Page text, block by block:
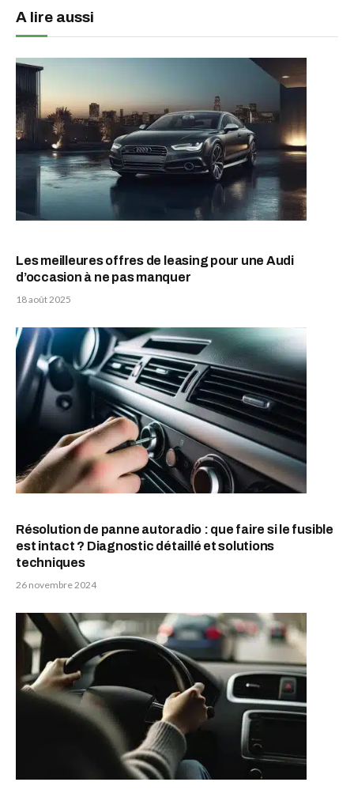
A lire aussi
Les meilleures offres de leasing pour une Audi
d’occasion à ne pas manquer
18 août 2025
Résolution de panne autoradio : que faire si le fusible
est intact ? Diagnostic détaillé et solutions
techniques
26 novembre 2024